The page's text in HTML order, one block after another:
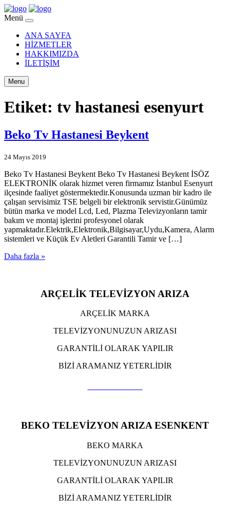
Menü
ANA SAYFA
HİZMETLER
HAKKIMIZDA
İLETİŞİM
Menu
Etiket: tv hastanesi esenyurt
Beko Tv Hastanesi Beykent
24 Mayıs 2019
Beko Tv Hastanesi Beykent Beko Tv Hastanesi Beykent İSÖZ
ELEKTRONİK olarak hizmet veren firmamız İstanbul Esenyurt
ilçesinde faaliyet göstermektedir.Konusunda uzman bir kadro ile
çalışan servisimiz TSE belgeli bir elektronik servistir.Günümüz
bütün marka ve model Lcd, Led, Plazma Televizyonların tamir
bakım ve montaj işlerini profesyonel olarak
yapmaktadır.Elektrik,Elektronik,Bilgisayar,Uydu,Kamera, Alarm
sistemleri ve Küçük Ev Aletleri Garantili Tamir ve […]
Daha fazla »
ARÇELİK TELEVİZYON ARIZA
ARÇELİK MARKA
TELEVİZYONUNUZUN ARIZASI
GARANTİLİ OLARAK YAPILIR
BİZİ ARAMANIZ YETERLİDİR
BEKO TELEVİZYON ARIZA ESENKENT
BEKO MARKA
TELEVİZYONUNUZUN ARIZASI
GARANTİLİ OLARAK YAPILIR
BİZİ ARAMANIZ YETERLİDİR